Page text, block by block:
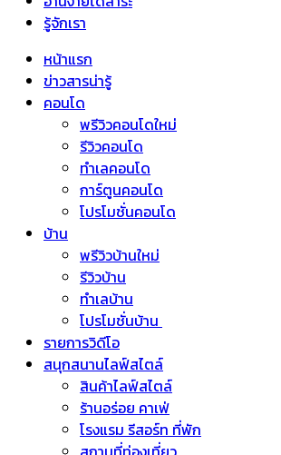
รู้จักเรา
หน้าแรก
ข่าวสารน่ารู้
คอนโด
พรีวิวคอนโดใหม่
รีวิวคอนโด
ทำเลคอนโด
การ์ตูนคอนโด
โปรโมชั่นคอนโด
บ้าน
พรีวิวบ้านใหม่
รีวิวบ้าน
ทำเลบ้าน
โปรโมชั่นบ้าน
รายการวิดีโอ
สนุกสนานไลฟ์สไตล์
สินค้าไลฟ์สไตล์
ร้านอร่อย คาเฟ่
โรงแรม รีสอร์ท ที่พัก